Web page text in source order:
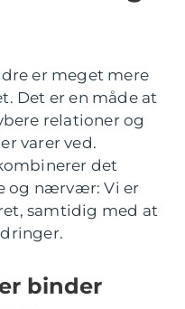
er meget mere
Det er en måde at
relationer og
varer ved.
det
og nærvær: Vi er
samtidig med at
binder